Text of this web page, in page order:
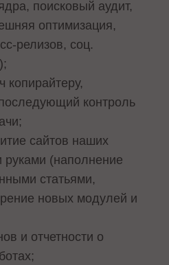
поисковый аудит,
оптимизация,
релизов, соц.
копирайтеру,
контроль
сайтов наших
руками (наполнение
статьями,
новых модулей и
и отчетности о